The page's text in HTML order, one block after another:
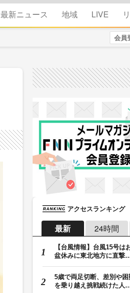
最新ニュース 地域 LIVE
会員
アクセスランキング
最新 24時間
【台風情報】台風15号は
盆休みに東北地方に直撃
5歳で両足切断、差別や困
を乗り越え挑戦続けた人